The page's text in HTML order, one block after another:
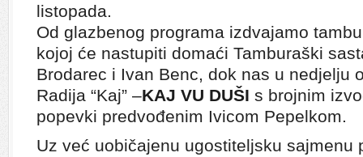
listopada.
Od glazbenog programa izdvajamo
kojoj će nastupiti domaći Tamburaški
Brodarec i Ivan Benc, dok nas u nedjelju
Radija “Kaj” –KAJ VU DUŠI s brojnim
popevki predvođenim Ivicom Pepelkom.
Uz već uobičajenu ugostiteljsku sajmenu